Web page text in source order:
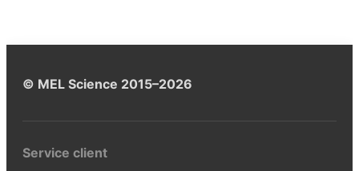
© MEL Science 2015–2026
Service client